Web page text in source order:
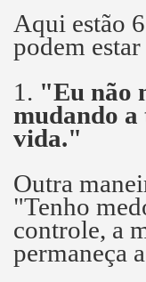
Aqui estão
podem
1. "Eu não
mudando
vida."
Outra
"Tenho
controle, a
permaneça